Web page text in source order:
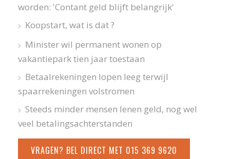
worden: 'Contant geld blijft belangrijk'
Koopstart, wat is dat ?
Minister wil permanent wonen op
vakantiepark tien jaar toestaan
Betaalrekeningen lopen leeg terwijl
spaarrekeningen volstromen
Steeds minder mensen lenen geld, nog wel
veel betalingsachterstanden
VRAGEN? BEL DIRECT MET 015 369 9620